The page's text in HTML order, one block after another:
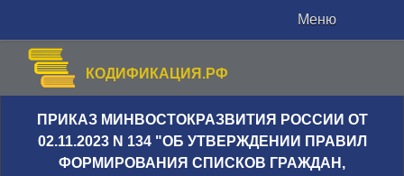
Меню
КОДИФИКАЦИЯ.РФ
ПРИКАЗ МИНВОСТОКРАЗВИТИЯ РОССИИ ОТ
02.11.2023 N 134 "ОБ УТВЕРЖДЕНИИ ПРАВИЛ
ФОРМИРОВАНИЯ СПИСКОВ ГРАЖДАН,